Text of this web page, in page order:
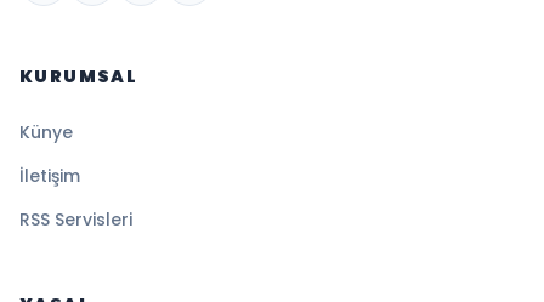
KURUMSAL
Künye
İletişim
RSS Servisleri